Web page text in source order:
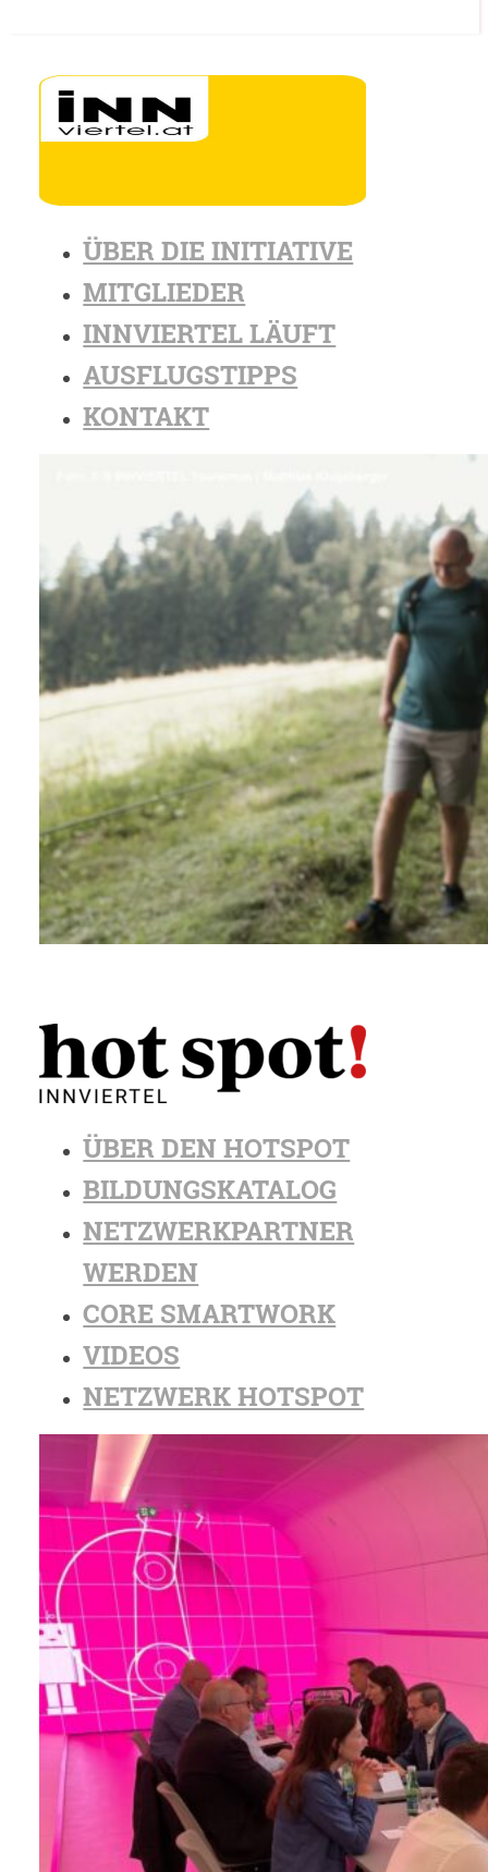
ÜBER DIE INITIATIVE
MITGLIEDER
INNVIERTEL LÄUFT
AUSFLUGSTIPPS
KONTAKT
ÜBER DEN HOTSPOT
BILDUNGSKATALOG
NETZWERKPARTNER
WERDEN
CORE SMARTWORK
VIDEOS
NETZWERK HOTSPOT